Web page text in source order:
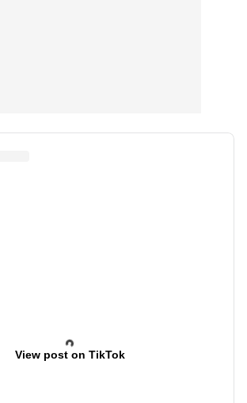
View post on TikTok